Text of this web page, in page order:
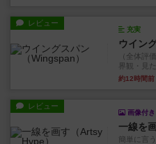
レビュー
充実
ウイン
（全体評
界観・見
約12時間前
レビュー
画像付き
一線を
簡単に言